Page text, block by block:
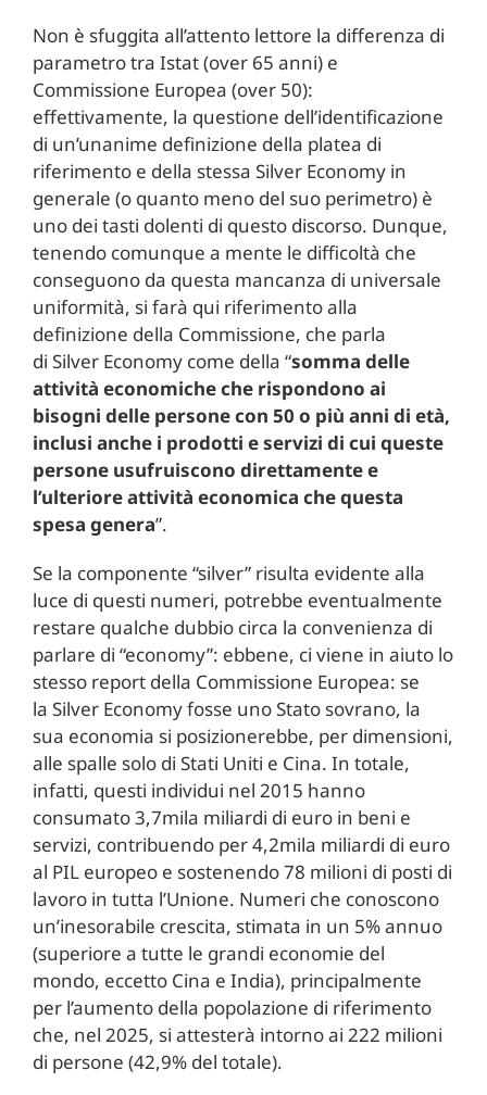
Non è sfuggita all’attento lettore la differenza di
parametro tra Istat (over 65 anni) e
Commissione Europea (over 50):
effettivamente, la questione dell’identificazione
di un’unanime definizione della platea di
riferimento e della stessa Silver Economy in
generale (o quanto meno del suo perimetro) è
uno dei tasti dolenti di questo discorso. Dunque,
tenendo comunque a mente le difficoltà che
conseguono da questa mancanza di universale
uniformità, si farà qui riferimento alla
definizione della Commissione, che parla
di Silver Economy come della “somma delle
attività economiche che rispondono ai
bisogni delle persone con 50 o più anni di età,
inclusi anche i prodotti e servizi di cui queste
persone usufruiscono direttamente e
l’ulteriore attività economica che questa
spesa genera”.
Se la componente “silver” risulta evidente alla
luce di questi numeri, potrebbe eventualmente
restare qualche dubbio circa la convenienza di
parlare di “economy”: ebbene, ci viene in aiuto lo
stesso report della Commissione Europea: se
la Silver Economy fosse uno Stato sovrano, la
sua economia si posizionerebbe, per dimensioni,
alle spalle solo di Stati Uniti e Cina. In totale,
infatti, questi individui nel 2015 hanno
consumato 3,7mila miliardi di euro in beni e
servizi, contribuendo per 4,2mila miliardi di euro
al PIL europeo e sostenendo 78 milioni di posti di
lavoro in tutta l’Unione. Numeri che conoscono
un’inesorabile crescita, stimata in un 5% annuo
(superiore a tutte le grandi economie del
mondo, eccetto Cina e India), principalmente
per l’aumento della popolazione di riferimento
che, nel 2025, si attesterà intorno ai 222 milioni
di persone (42,9% del totale).